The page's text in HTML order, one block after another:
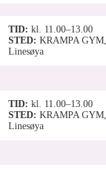
TID kl. 11.00–13.00
STED KRAMPA GYM,
Linesøya
TID kl. 11.00–13.00
STED KRAMPA GYM,
Linesøya